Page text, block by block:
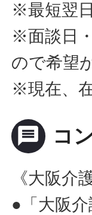
※最短翌
※面談日
ので希望
※現在、
message コ
《大阪介
●「大阪